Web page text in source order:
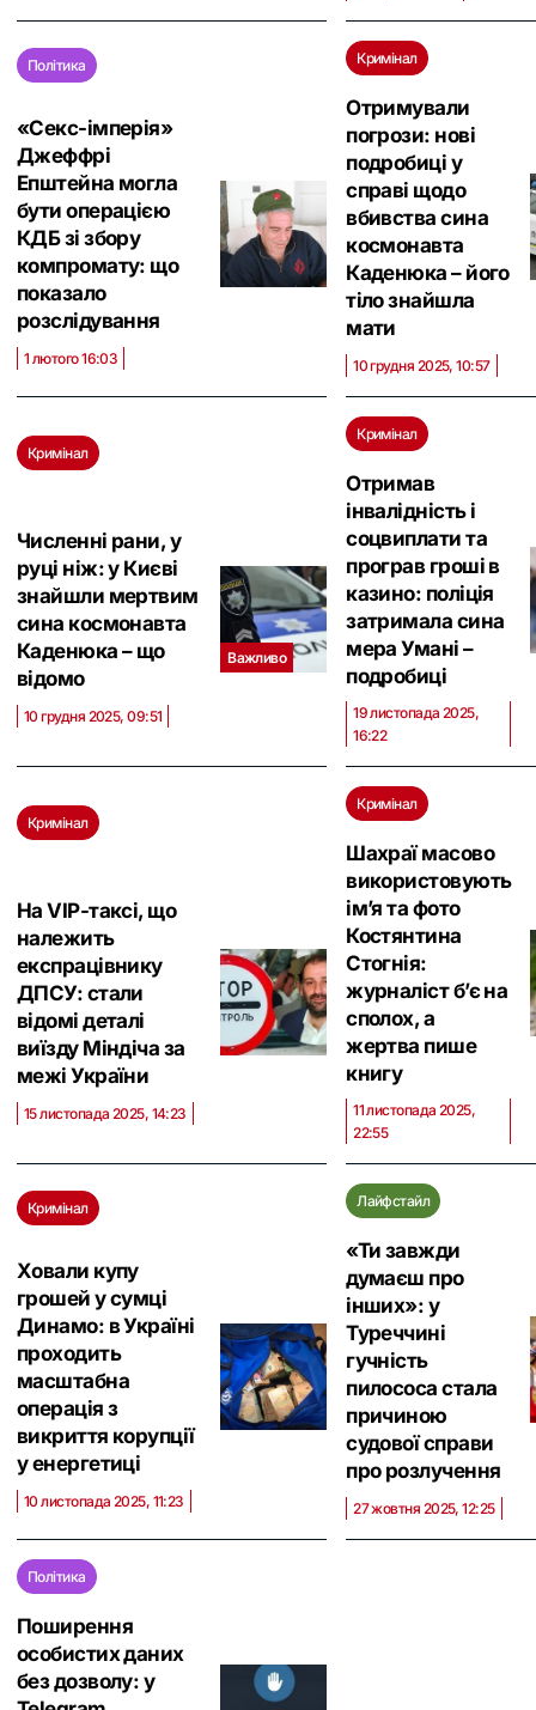
Політика
«Секс-імперія»
Джеффрі
Епштейна могла
бути операцією
КДБ зі збору
компромату: що
показало
розслідування
1 лютого 16:03
Кримінал
Отримували
погрози: нові
подробиці у
справі щодо
вбивства сина
космонавта
Каденюка – його
тіло знайшла
мати
10 грудня 2025, 10:57
Важливо
Кримінал
Численні рани, у
руці ніж: у Києві
знайшли мертвим
сина космонавта
Каденюка – що
відомо
10 грудня 2025, 09:51
Кримінал
Отримав
інвалідність і
соцвиплати та
програв гроші в
казино: поліція
затримала сина
мера Умані –
подробиці
19 листопада 2025,
16:22
Кримінал
На VIP-таксі, що
належить
експрацівнику
ДПСУ: стали
відомі деталі
виїзду Міндіча за
межі України
15 листопада 2025, 14:23
Кримінал
Шахраї масово
використовують
ім’я та фото
Костянтина
Стогнія:
журналіст б’є на
сполох, а
жертва пише
книгу
11 листопада 2025,
22:55
Кримінал
Ховали купу
грошей у сумці
Динамо: в Україні
проходить
масштабна
операція з
викриття корупції
у енергетиці
10 листопада 2025, 11:23
Лайфстайл
«Ти завжди
думаєш про
інших»: у
Туреччині
гучність
пилососа стала
причиною
судової справи
про розлучення
27 жовтня 2025, 12:25
Політика
Поширення
особистих даних
без дозволу: у